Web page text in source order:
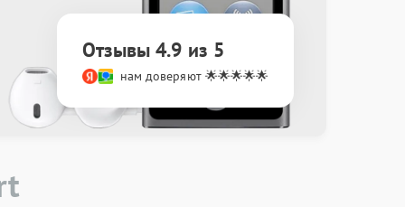
Отзывы 4.9 из 5
нам доверяют 🌟🌟🌟🌟🌟